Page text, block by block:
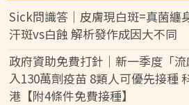
Sick問識答｜皮膚現白斑=真菌纏
汗斑vs白蝕 解析發作成因大不同
政府資助免費打針｜新一季度「
入130萬劑疫苗 8類人可優先接種
港【附4條件免費接種】